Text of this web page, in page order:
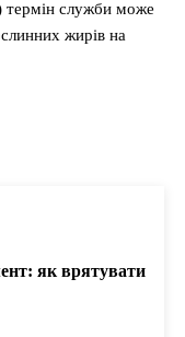
термін служби може
жирів на
як врятувати